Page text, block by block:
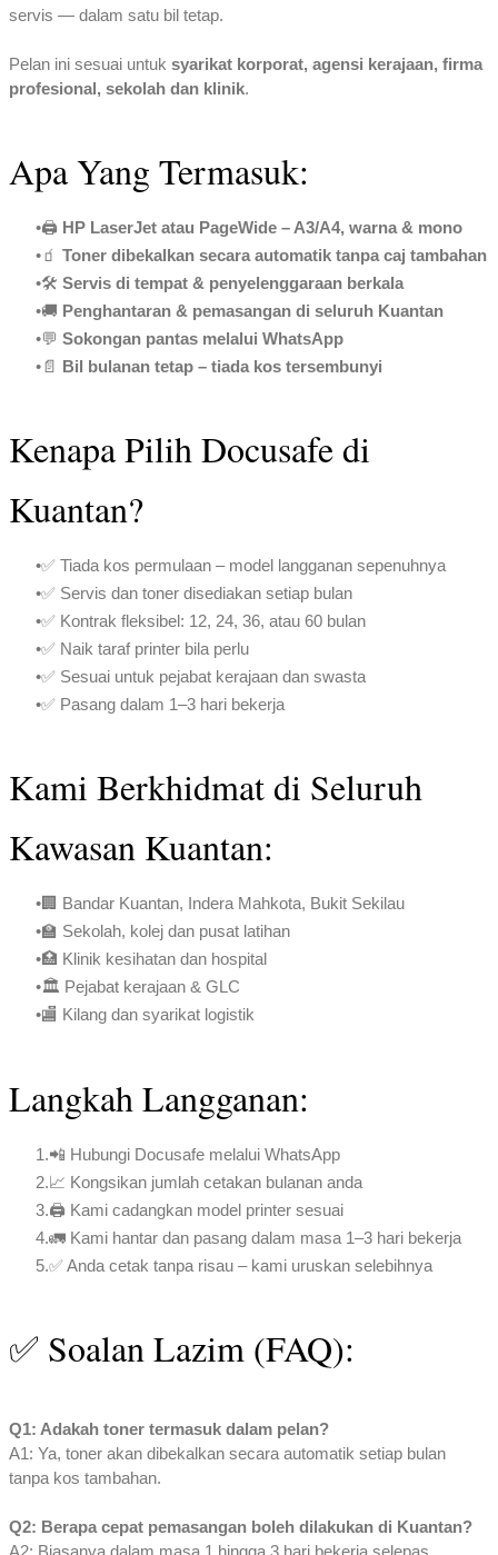
servis — dalam satu bil tetap.
Pelan ini sesuai untuk syarikat korporat, agensi kerajaan, firma
profesional, sekolah dan klinik.
Apa Yang Termasuk:
🖨️ HP LaserJet atau PageWide – A3/A4, warna & mono
🧃 Toner dibekalkan secara automatik tanpa caj tambahan
🛠️ Servis di tempat & penyelenggaraan berkala
🚚 Penghantaran & pemasangan di seluruh Kuantan
💬 Sokongan pantas melalui WhatsApp
📄 Bil bulanan tetap – tiada kos tersembunyi
Kenapa Pilih Docusafe di
Kuantan?
✅ Tiada kos permulaan – model langganan sepenuhnya
✅ Servis dan toner disediakan setiap bulan
✅ Kontrak fleksibel: 12, 24, 36, atau 60 bulan
✅ Naik taraf printer bila perlu
✅ Sesuai untuk pejabat kerajaan dan swasta
✅ Pasang dalam 1–3 hari bekerja
Kami Berkhidmat di Seluruh
Kawasan Kuantan:
🏢 Bandar Kuantan, Indera Mahkota, Bukit Sekilau
🏫 Sekolah, kolej dan pusat latihan
🏥 Klinik kesihatan dan hospital
🏛️ Pejabat kerajaan & GLC
🏬 Kilang dan syarikat logistik
Langkah Langganan:
📲 Hubungi Docusafe melalui WhatsApp
📈 Kongsikan jumlah cetakan bulanan anda
🖨️ Kami cadangkan model printer sesuai
🚛 Kami hantar dan pasang dalam masa 1–3 hari bekerja
✅ Anda cetak tanpa risau – kami uruskan selebihnya
✅ Soalan Lazim (FAQ):
​Q1: Adakah toner termasuk dalam pelan?
A1: Ya, toner akan dibekalkan secara automatik setiap bulan
tanpa kos tambahan.
Q2: Berapa cepat pemasangan boleh dilakukan di Kuantan?
A2: Biasanya dalam masa 1 hingga 3 hari bekerja selepas